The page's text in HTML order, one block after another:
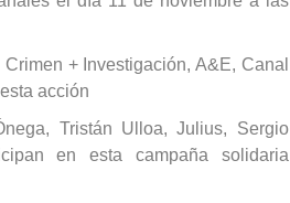
+ Investigación, A&E, Canal
acción
Tristán Ulloa, Julius, Sergio
en esta campaña solidaria